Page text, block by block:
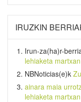
IRUZKIN
Irun-za(ha)r-
lehiaketa
NBNoticias(e)k
ainara maia
lehiaketa